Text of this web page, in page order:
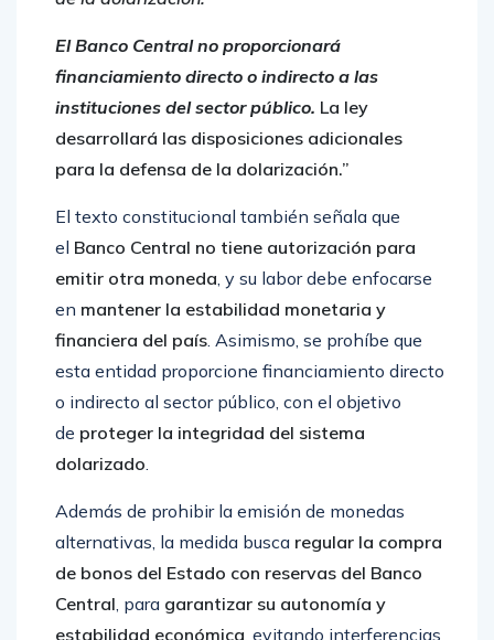
El Banco Central no proporcionará
financiamiento directo o indirecto a las
instituciones del sector público. La ley
desarrollará las disposiciones adicionales
para la defensa de la dolarización.”
El texto constitucional también señala que
el Banco Central no tiene autorización para
emitir otra moneda, y su labor debe enfocarse
en mantener la estabilidad monetaria y
financiera del país. Asimismo, se prohíbe que
esta entidad proporcione financiamiento directo
o indirecto al sector público, con el objetivo
de proteger la integridad del sistema
dolarizado.
Además de prohibir la emisión de monedas
alternativas, la medida busca regular la compra
de bonos del Estado con reservas del Banco
Central, para garantizar su autonomía y
estabilidad económica , evitando interferencias